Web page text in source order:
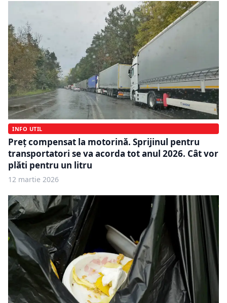
INFO UTIL
Preț compensat la motorină. Sprijinul pentru
transportatori se va acorda tot anul 2026. Cât vor
plăti pentru un litru
12 martie 2026